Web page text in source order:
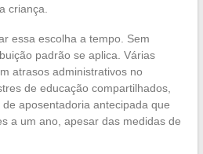
criança.
essa escolha a tempo. Sem
padrão se aplica. Várias
atrasos administrativos no
de educação compartilhados,
aposentadoria antecipada que
a um ano, apesar das medidas de